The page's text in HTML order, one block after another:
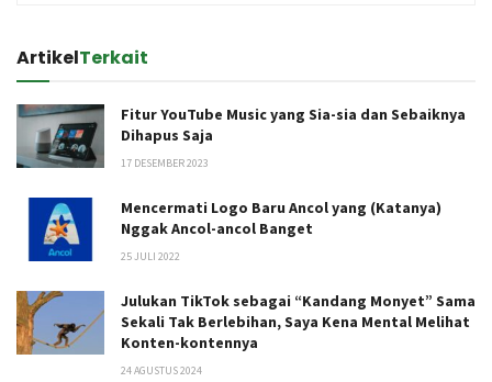
ArtikelTerkait
Fitur YouTube Music yang Sia-sia dan Sebaiknya
Dihapus Saja
17 DESEMBER 2023
Mencermati Logo Baru Ancol yang (Katanya)
Nggak Ancol-ancol Banget
25 JULI 2022
Julukan TikTok sebagai “Kandang Monyet” Sama
Sekali Tak Berlebihan, Saya Kena Mental Melihat
Konten-kontennya
24 AGUSTUS 2024